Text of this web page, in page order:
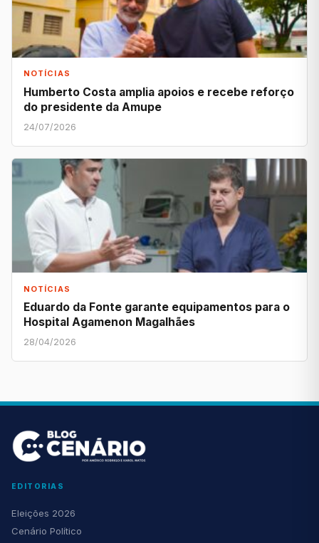
NOTÍCIAS
Humberto Costa amplia apoios e recebe reforço
do presidente da Amupe
24/07/2026
NOTÍCIAS
Eduardo da Fonte garante equipamentos para o
Hospital Agamenon Magalhães
28/04/2026
EDITORIAS
Eleições 2026
Cenário Político